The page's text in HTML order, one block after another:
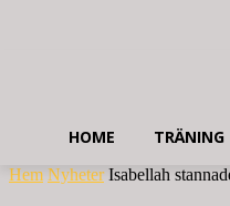
HOME TRÄNING
Hem Nyheter Isabellah